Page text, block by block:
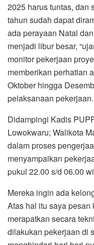
2025 harus tuntas, dan
tahun sudah dapat
ada perayaan Natal
menjadi libur besar,
monitor pekerjaan
memberikan perhatian
Oktober hingga
pelaksanaan pekerjaan.
Didampingi Kadis
Lowokwaru; Walikota
dalam proses
menyampaikan
pukul 22.00 s/d 06.00
Mereka ingin ada
Atas hal itu saya
merapatkan secara
dilakukan pekerjaan di